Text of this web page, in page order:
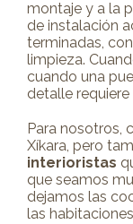
montaje y a la
de instalación
terminadas,
limpieza.
cuando una
detalle
Para nosotros,
Xíkara, pero
interioristas
que seamos
dejamos las
las